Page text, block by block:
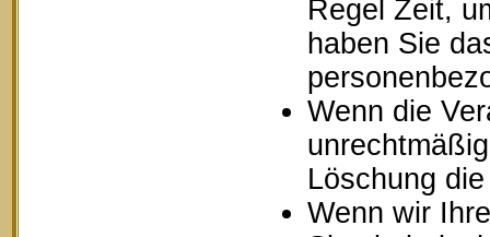
Regel Zeit,
haben Sie
Wenn die
Löschung
Wenn wir